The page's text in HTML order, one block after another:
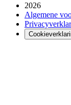
2026
Algemene